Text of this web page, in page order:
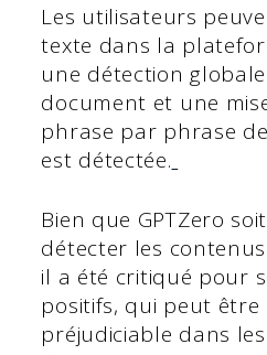
Les utilisateurs
texte dans la
une détection
document et une
phrase par phrase
est détectée.
Bien que GPTZero
détecter les
il a été critiqué pour
positifs, qui peut
préjudiciable dans